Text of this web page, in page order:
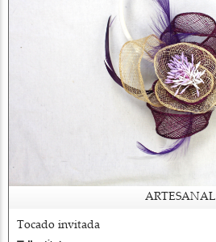
ARTESANAL
Tocado invitada